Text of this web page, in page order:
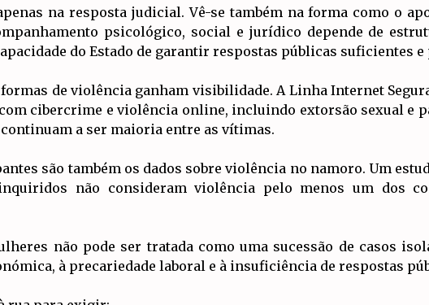
na resposta judicial. Vê-se também na forma como o
psicológico, social e jurídico depende de
do Estado de garantir respostas públicas suficientes e
de violência ganham visibilidade. A Linha Internet
cibercrime e violência online, incluindo extorsão sexual e
a ser maioria entre as vítimas.
são também os dados sobre violência no namoro. Um
não consideram violência pelo menos um dos
não pode ser tratada como uma sucessão de casos
à precariedade laboral e à insuficiência de respostas